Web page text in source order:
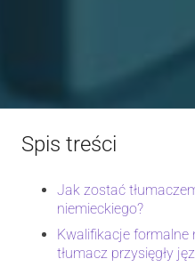
Spis treści
Jak zostać
niemieckiego?
Kwalifikacje formalne
tłumacz przysięgły